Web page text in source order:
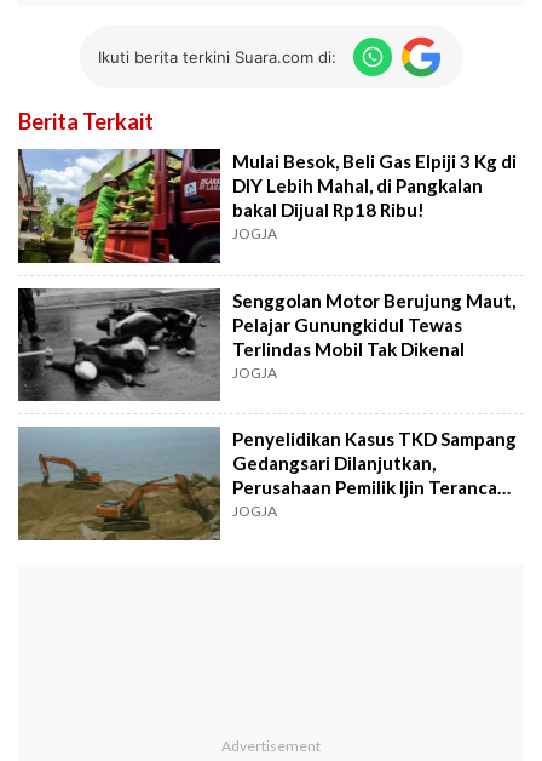
Ikuti berita terkini Suara.com di:
Berita Terkait
Mulai Besok, Beli Gas Elpiji 3 Kg di
DIY Lebih Mahal, di Pangkalan
bakal Dijual Rp18 Ribu!
JOGJA
Senggolan Motor Berujung Maut,
Pelajar Gunungkidul Tewas
Terlindas Mobil Tak Dikenal
JOGJA
Penyelidikan Kasus TKD Sampang
Gedangsari Dilanjutkan,
Perusahaan Pemilik Ijin Terancam
jadi Tersangka
JOGJA